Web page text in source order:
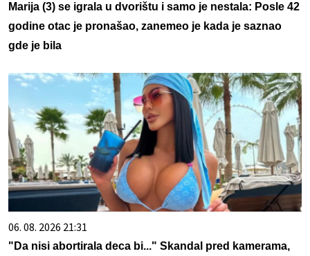
Marija (3) se igrala u dvorištu i samo je nestala: Posle 42
godine otac je pronašao, zanemeo je kada je saznao
gde je bila
06. 08. 2026 21:31
"Da nisi abortirala deca bi..." Skandal pred kamerama,